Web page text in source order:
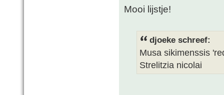
Mooi lijstje!
djoeke schreef:
Musa sikimenssis
Strelitzia nicolai